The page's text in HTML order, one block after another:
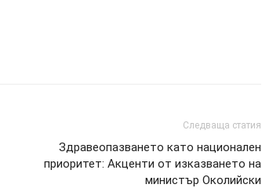
Следваща статия
Здравеопазването като национален
приоритет: Акценти от изказването на
министър Околийски